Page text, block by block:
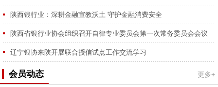
陕西银行业：深耕金融宣教沃土 守护金融消费安全
陕西省银行业协会组织召开自律专业委员会第一次常务委员会会议
辽宁银协来陕开展联合授信试点工作交流学习
会员动态 更多+